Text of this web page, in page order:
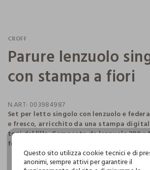
CROFF
Parure lenzuolo
con stampa a fiori
N.ART: 003984987
Set per letto singolo con lenzuolo e
e fresco, arricchito da una stampa
toni del lilla. Composta da lenzuolo 280 x
federa 50 x 80 cm.
Questo sito utilizza cookie tecnici e di
anonimi, sempre attivi per garantire il